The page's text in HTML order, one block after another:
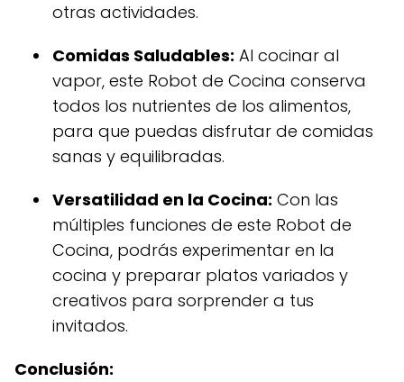
otras actividades.
Comidas Saludables: Al cocinar al
vapor, este Robot de Cocina conserva
todos los nutrientes de los alimentos,
para que puedas disfrutar de comidas
sanas y equilibradas.
Versatilidad en la Cocina: Con las
múltiples funciones de este Robot de
Cocina, podrás experimentar en la
cocina y preparar platos variados y
creativos para sorprender a tus
invitados.
Conclusión: